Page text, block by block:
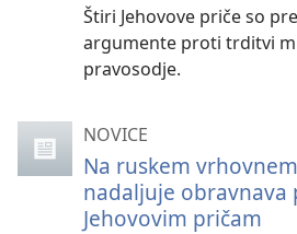
Štiri Jehovove priče so
argumente proti trditvi
pravosodje.
NOVICE
Na ruskem
nadaljuje
Jehovovim pričam